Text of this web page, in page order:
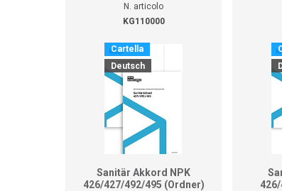
N. articolo
KG110000
Cartella
Deutsch
Sanitär Akkord NPK
426/427/492/495 (Ordner)